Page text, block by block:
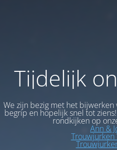
Tijdelijk
We zijn bezig met het bijwerken
begrip en hopelijk snel tot
rondkijken op
Ann &
Trouwjurken